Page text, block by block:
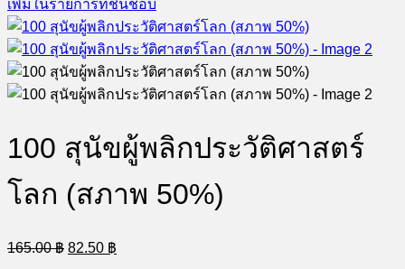
เพิ่มในรายการที่ชื่นชอบ
100 สุนัขผู้พลิกประวัติศาสตร์
โลก (สภาพ 50%)
165.00฿ Original
price
82.50 ฿
price